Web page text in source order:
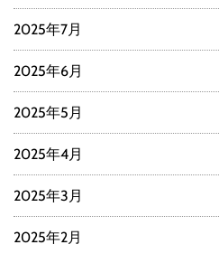
2025年7月
2025年6月
2025年5月
2025年4月
2025年3月
2025年2月